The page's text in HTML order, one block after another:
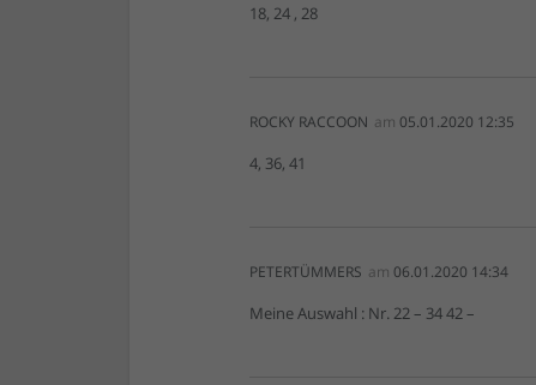
18, 24 , 28
ROCKY RACCOON am 05.01.2020 12:35
4, 36, 41
PETERTÜMMERS am 06.01.2020 14:34
Meine Auswahl : Nr. 22 – 34 42 –